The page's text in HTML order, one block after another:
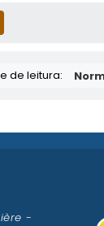
de leitura:
-